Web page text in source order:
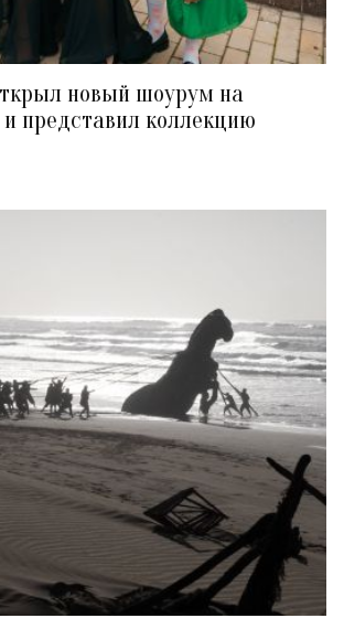
новый шоурум на
представил коллекцию